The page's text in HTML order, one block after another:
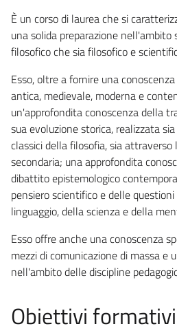
È un corso di laurea che si
una solida preparazione nell'ambito
filosofico che sia filosofico e
Esso, oltre a fornire una
antica, medievale, moderna e
un'approfondita conoscenza della
sua evoluzione storica, realizzata
classici della filosofia, sia
secondaria; una approfondita
dibattito epistemologico
pensiero scientifico e delle
linguaggio, della scienza e della
Esso offre anche una conoscenza
mezzi di comunicazione di massa e
nell'ambito delle discipline
Obiettivi formativi